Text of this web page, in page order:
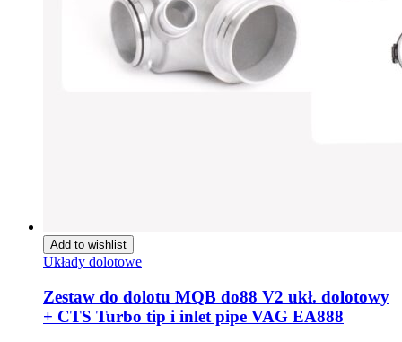
Add to wishlist
Układy dolotowe
Zestaw do dolotu MQB do88 V2 ukł. dolotowy
+ CTS Turbo tip i inlet pipe VAG EA888